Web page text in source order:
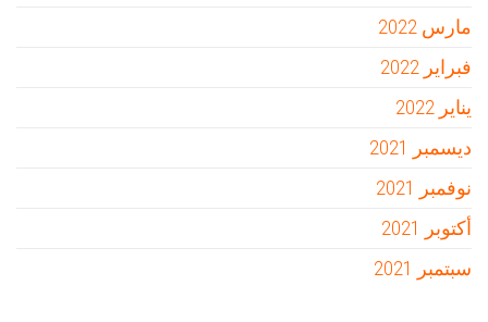
مارس 2022
فبراير 2022
يناير 2022
ديسمبر 2021
نوفمبر 2021
أكتوبر 2021
سبتمبر 2021